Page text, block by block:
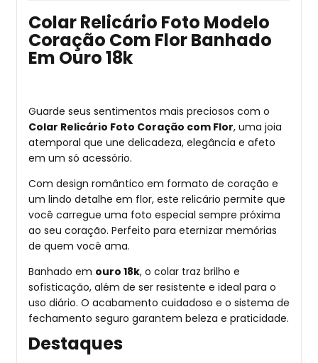
Colar Relicário Foto Modelo
Coração Com Flor Banhado
Em Ouro 18k
Guarde seus sentimentos mais preciosos com o
Colar Relicário Foto Coração com Flor, uma joia
atemporal que une delicadeza, elegância e afeto
em um só acessório.
Com design romântico em formato de coração e
um lindo detalhe em flor, este relicário permite que
você carregue uma foto especial sempre próxima
ao seu coração. Perfeito para eternizar memórias
de quem você ama.
Banhado em ouro 18k, o colar traz brilho e
sofisticação, além de ser resistente e ideal para o
uso diário. O acabamento cuidadoso e o sistema de
fechamento seguro garantem beleza e praticidade.
Destaques